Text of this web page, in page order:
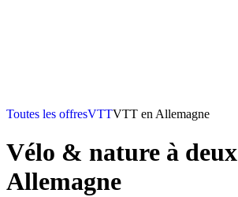
Toutes les offresVTTVTT en Allemagne
Vélo & nature à deux
Allemagne